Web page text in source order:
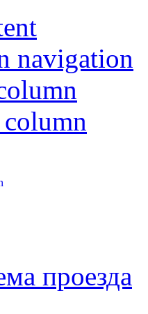
navigation
проезда